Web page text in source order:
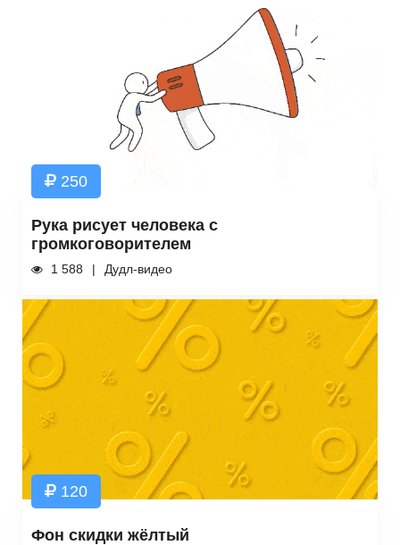
250
Рука рисует человека с
громкоговорителем
1 588 Дудл-видео
120
Фон скидки жёлтый